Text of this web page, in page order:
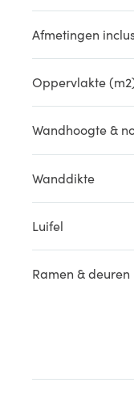
Afmetingen
Oppervlakte
Wandhoogte &
Wanddikte
Luifel
Ramen & deuren